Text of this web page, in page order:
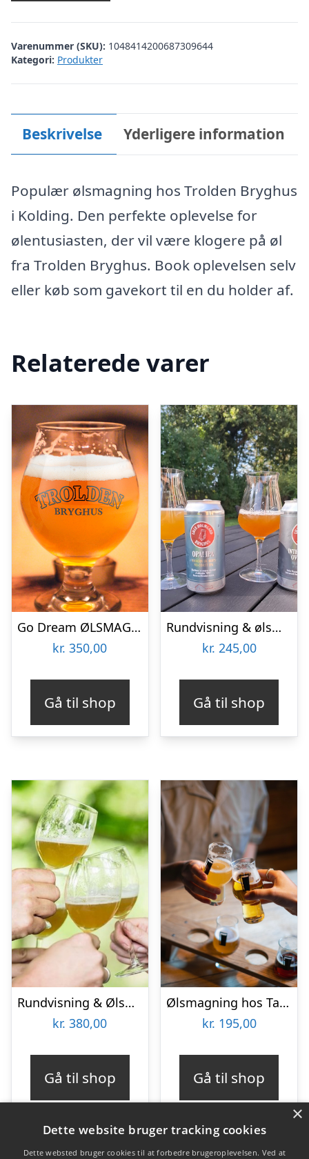
Varenummer (SKU): 1048414200687309644
Kategori: Produkter
Beskrivelse Yderligere information
Populær ølsmagning hos Trolden Bryghus
i Kolding. Den perfekte oplevelse for
ølentusiasten, der vil være klogere på øl
fra Trolden Bryghus. Book oplevelsen selv
eller køb som gavekort til en du holder af.
Relaterede varer
Go Dream ØLSMAGNING PÅ TROLDEN BRYGHUS, Oplevelsesgaver, GASTRONOMY , Gavekort, Gaveidé
kr. 350,00
Gå til shop
Rundvisning & ølsmagning hos Lille Holmgård Bryghus
kr. 245,00
Gå til shop
Rundvisning & Ølsmagning hos Bøgedal Brew
kr. 380,00
Gå til shop
Ølsmagning hos Taphouse
kr. 195,00
Gå til shop
×
Dette website bruger tracking cookies
Dette websted bruger cookies til at forbedre brugeroplevelsen. Ved at